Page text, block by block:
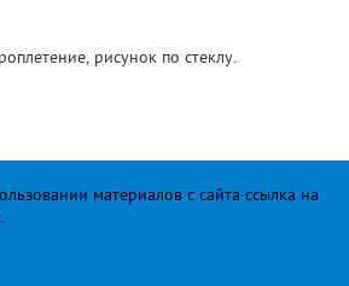
рисунок по стеклу.
материалов с сайта ссылка на